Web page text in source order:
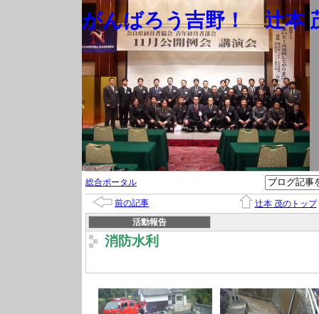
がんばろう吉野！ 辻本
総合ポータル
前の記事
辻本 茂のトップ
活動報告
消防水利